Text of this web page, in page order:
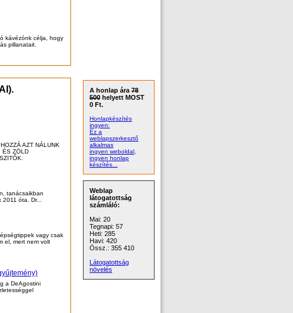
kávézónk célja, hogy
pillanatait.
AZT NÁLUNK
ÉS ZÖLD
tanácsaikban
óta. Dr...
vagy csak
el, mert nem volt
a DeAgostini
A honlap ára 78
500 helyett MOST
0 Ft.
Honlapkészítés
ingyen:
Ez a
weblapszerkesztő
alkalmas
ingyen weboldal,
ingyen honlap
készítés...
Weblap
látogatottság
számláló:
Mai: 20
Tegnapi: 57
Heti: 285
Havi: 420
Össz.: 355 410
Látogatottság
növelés